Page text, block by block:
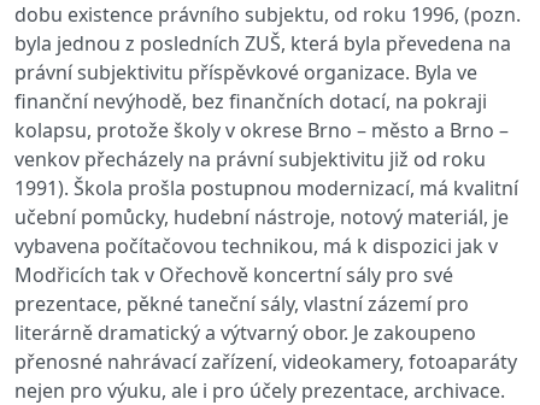
dobu existence právního subjektu, od roku 1996, (pozn.
byla jednou z posledních ZUŠ, která byla převedena na
právní subjektivitu příspěvkové organizace. Byla ve
finanční nevýhodě, bez finančních dotací, na pokraji
kolapsu, protože školy v okrese Brno – město a Brno –
venkov přecházely na právní subjektivitu již od roku
1991). Škola prošla postupnou modernizací, má kvalitní
učební pomůcky, hudební nástroje, notový materiál, je
vybavena počítačovou technikou, má k dispozici jak v
Modřicích tak v Ořechově koncertní sály pro své
prezentace, pěkné taneční sály, vlastní zázemí pro
literárně dramatický a výtvarný obor. Je zakoupeno
přenosné nahrávací zařízení, videokamery, fotoaparáty
nejen pro výuku, ale i pro účely prezentace, archivace.